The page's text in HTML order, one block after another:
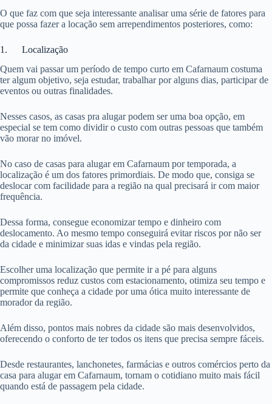
O que faz com que seja interessante analisar uma série de fatores para
que possa fazer a locação sem arrependimentos posteriores, como:
1. Localização
Quem vai passar um período de tempo curto em Cafarnaum costuma
ter algum objetivo, seja estudar, trabalhar por alguns dias, participar de
eventos ou outras finalidades.
Nesses casos, as casas pra alugar podem ser uma boa opção, em
especial se tem como dividir o custo com outras pessoas que também
vão morar no imóvel.
No caso de casas para alugar em Cafarnaum por temporada, a
localização é um dos fatores primordiais. De modo que, consiga se
deslocar com facilidade para a região na qual precisará ir com maior
frequência.
Dessa forma, consegue economizar tempo e dinheiro com
deslocamento. Ao mesmo tempo conseguirá evitar riscos por não ser
da cidade e minimizar suas idas e vindas pela região.
Escolher uma localização que permite ir a pé para alguns
compromissos reduz custos com estacionamento, otimiza seu tempo e
permite que conheça a cidade por uma ótica muito interessante de
morador da região.
Além disso, pontos mais nobres da cidade são mais desenvolvidos,
oferecendo o conforto de ter todos os itens que precisa sempre fáceis.
Desde restaurantes, lanchonetes, farmácias e outros comércios perto da
casa para alugar em Cafarnaum, tornam o cotidiano muito mais fácil
quando está de passagem pela cidade.